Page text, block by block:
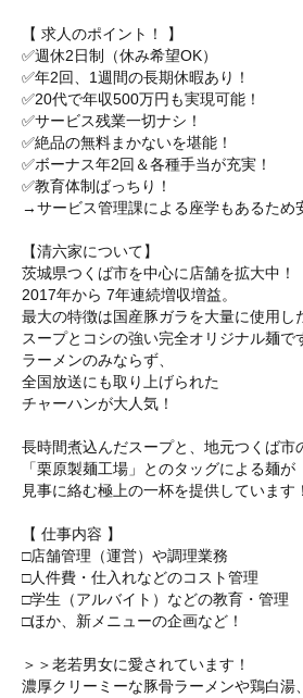
【 求人のポイント！ 】
✅週休2日制（休み希望OK）
✅年2回、1週間の長期休暇あり！
✅20代で年収500万円も実現可能！
✅サービス残業一切ナシ！
✅絶品の無料まかないを堪能！
✅ボーナス年2回＆各種手当が充実！
✅教育体制ばっちり！
→サービス管理課による座学もあるため
【清六家について】
茨城県つくば市を中心に店舗を拡大中！
2017年から 7年連続増収増益。
最大の特徴は国産豚ガラを大量に使用し
スープとコシの強い完全オリジナル麺で
ラーメンのみならず、
全国放送にも取り上げられた
チャーハンが大人気！
長時間煮込んだスープと、地元つくば市
「栗原製麺工場」とのタッグによる麺が
見事に絡む極上の一杯を提供しています！
【 仕事内容 】
□店舗管理（運営）や調理業務
□人件費・仕入れなどのコスト管理
□学生（アルバイト）などの教育・管理
□ほか、新メニューの企画など！
＞＞老若男女に愛されています！
濃厚クリーミーな豚骨ラーメンや鶏白湯、